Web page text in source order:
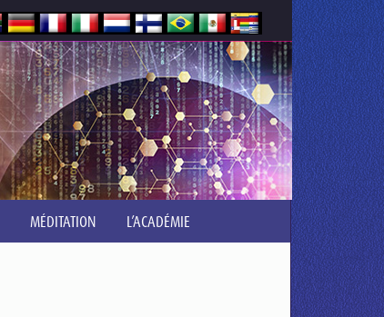
MÉDITATION L’ACADÉMIE